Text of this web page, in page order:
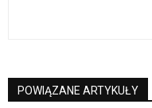
POWIĄZANE ARTYKUŁY